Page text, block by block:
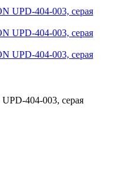
404-003, серая